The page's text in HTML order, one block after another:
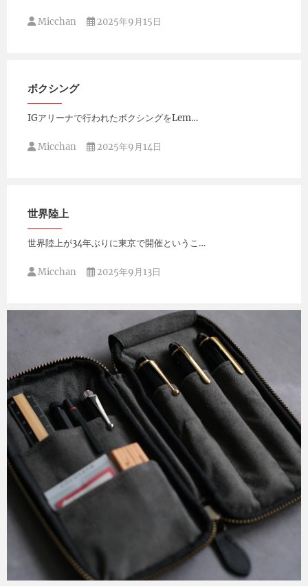
Micchan 2025年9月15日
ボクシング
IGアリーナで行われたボクシングをLem…
Micchan 2025年9月14日
世界陸上
世界陸上が34年ぶりに東京で開催というこ…
Micchan 2025年9月13日